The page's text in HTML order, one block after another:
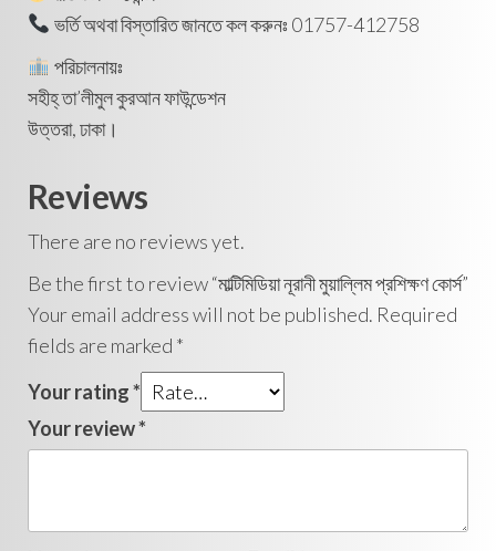
ভর্তি অথবা বিস্তারিত জানতে কল করুনঃ 01757-412758
পরিচালনায়ঃ
সহীহ্ তা’লীমুল কুরআন ফাউন্ডেশন
উত্তরা, ঢাকা।
Reviews
There are no reviews yet.
Be the first to review “মাল্টিমিডিয়া নূরানী মুয়াল্লিম প্রশিক্ষণ কোর্স”
Your email address will not be published. Required
fields are marked *
Your rating*
Your review*